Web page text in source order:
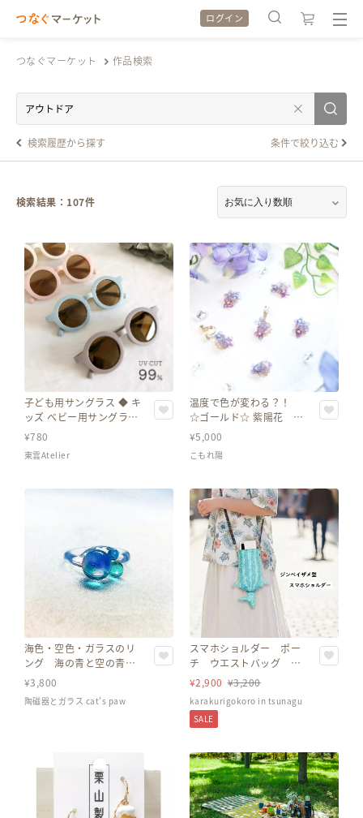
検索履歴
全ての作品をみる
ヘルプ
ご利用ガイド よくある質問 お問い合わせ
検索履歴
全ての作品をみる
ログイン
つなぐマーケット 作品検索
検索履歴から探す 条件で絞り込む
検索結果： 107件
子ども用サングラス ◆ キ
ッズ ベビー用サングラス
出産祝い フェス UV 紫外
¥780
東雲Atelier
温度で色が変わる？！
☆ゴールド☆ 紫陽花 3
輪 イヤリング ピアス
¥5,000
こもれ陽
海色・空色・ガラスのリ
ング 海の青と空の青を
ガラスに閉じ込めた三つ
玉硝子の指輪 サイズオ
ーダーOK
¥3,800
陶磁器とガラス cat's paw
スマホショルダー ポー
チ ウエストバッグ ポ
シェット スマートフォ
ン スマホケース
¥2,900 ¥3,200
karakurigokoro in tsunagu
SALE